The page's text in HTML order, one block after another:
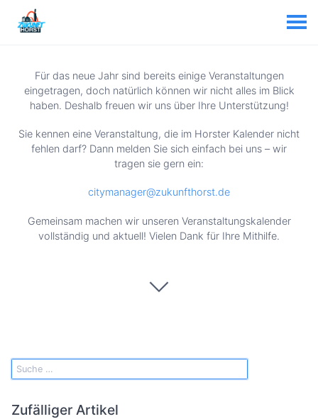
Für das neue Jahr sind bereits einige Veranstaltungen
eingetragen, doch natürlich können wir nicht alles im Blick
haben. Deshalb freuen wir uns über Ihre Unterstützung!
Sie kennen eine Veranstaltung, die im Horster Kalender nicht
fehlen darf? Dann melden Sie sich einfach bei uns – wir
tragen sie gern ein:
citymanager@zukunfthorst.de
Gemeinsam machen wir unseren Veranstaltungskalender
vollständig und aktuell! Vielen Dank für Ihre Mithilfe.
Zufälliger Artikel